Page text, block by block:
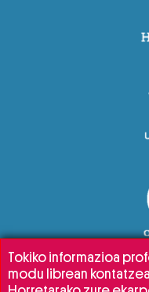
Tokiko informazioa
modu librean